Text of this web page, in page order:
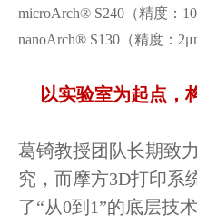
microArch® S240（精度：
nanoArch® S130（精度：
以实验室为起点，
葛锜教授团队长期致
究，而摩方3D打印系
了“从0到1”的底层技